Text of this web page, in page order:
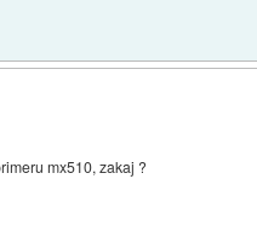
mx510, zakaj ?